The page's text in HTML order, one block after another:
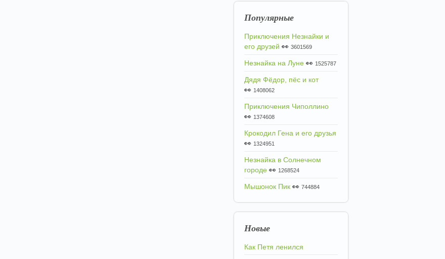
Популярные
Приключения Незнайки и
его друзей 👀 3601569
Незнайка на Луне 👀 1525787
Дядя Фёдор, пёс и кот
👀 1408062
Приключения Чиполлино
👀 1374608
Крокодил Гена и его друзья
👀 1324951
Незнайка в Солнечном
городе 👀 1268524
Мышонок Пик 👀 744884
Новые
Как Петя ленился